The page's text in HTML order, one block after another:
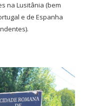
na Lusitânia (bem
e de Espanha